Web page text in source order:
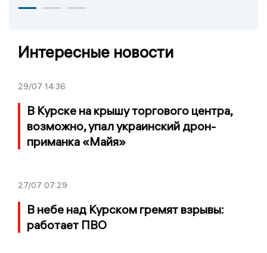
Интересные новости
29/07 14:36
В Курске на крышу торгового центра,
возможно, упал украинский дрон-
приманка «Майя»
27/07 07:29
В небе над Курском гремят взрывы:
работает ПВО